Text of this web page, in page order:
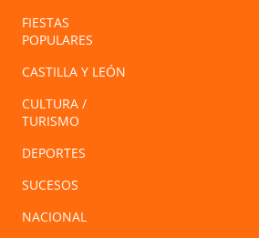
FIESTAS
POPULARES
CASTILLA Y LEÓN
CULTURA /
TURISMO
DEPORTES
SUCESOS
NACIONAL